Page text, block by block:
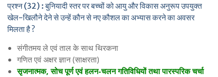
प्रश्न (32) : बुनियादी स्तर पर बच्चों को आयु और विकास अनुरूप उपयुक्त
खेल-खिलौने देने से उन्हें कौन से नए कौशल का अभ्यास करने का अवसर
मिलता है ?
संगीतमय ले एवं ताल के साथ थिरकना
गणित एवं अक्षर ज्ञान (साक्षरता)
सृजनात्मक, सोच पूर्ण एवं हलन-चलन गतिविधियों तथा पारस्परिक चर्चा